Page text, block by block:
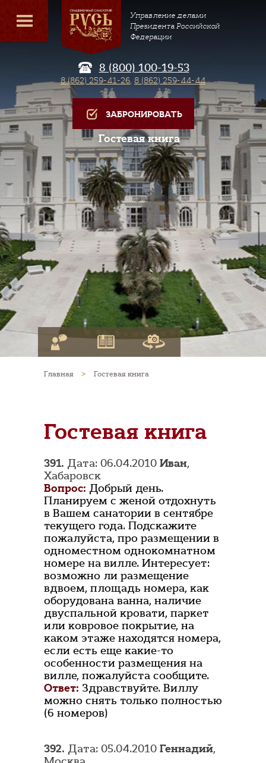
Управление делами
Президента Российской
Федерации
8 (800) 100-19-53
8 (862) 259-41-26, 8 (862) 259-44-44
ЗАБРОНИРОВАТЬ
Гостевая книга
Главная > Гостевая книга
Гостевая книга
391. Дата: 06.04.2010 Иван,
Хабаровск
Вопрос: Добрый день.
Планируем с женой отдохнуть
в Вашем санатории в сентябре
текущего года. Подскажите
пожалуйста, про размещении в
одноместном однокомнатном
номере на вилле. Интересует:
возможно ли размещение
вдвоем, площадь номера, как
оборудована ванна, наличие
двуспальной кровати, паркет
или ковровое покрытие, на
каком этаже находятся номера,
если есть еще какие-то
особенности размещения на
вилле, пожалуйста сообщите.
Ответ: Здравствуйте. Виллу
можно снять только полностью
(6 номеров)
392. Дата: 05.04.2010 Геннадий,